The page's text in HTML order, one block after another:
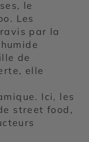
le
Les
par la
de
elle
Ici, les
street food,